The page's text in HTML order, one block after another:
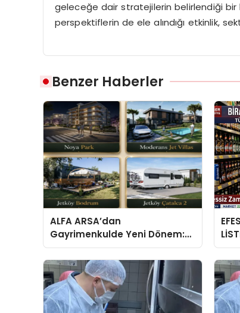
geleceğe dair stratejilerin belirlendiği bir
perspektiflerin de ele alındığı etkinlik,
Benzer Haberler
ALFA ARSA’dan
Gayrimenkulde Yeni Dönem:
Premium Yaşam ve Yatırım
Fırsatları Bir Arada